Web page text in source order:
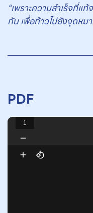
“เพราะความสำเร็จที่แ
กัน เพื่อก้าวไปยังจุดหม
PDF